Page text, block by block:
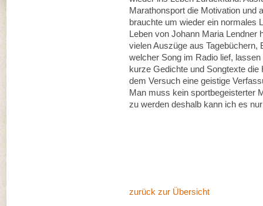
Marathonsport die Motivation und
brauchte um wieder ein normales
Leben von Johann Maria Lendner
vielen Auszüge aus Tagebüchern,
welcher Song im Radio lief,
kurze Gedichte und Songtexte
dem Versuch eine geistige
Man muss kein sportbegeisterter
zu werden deshalb kann ich es
zurück zur Übersicht